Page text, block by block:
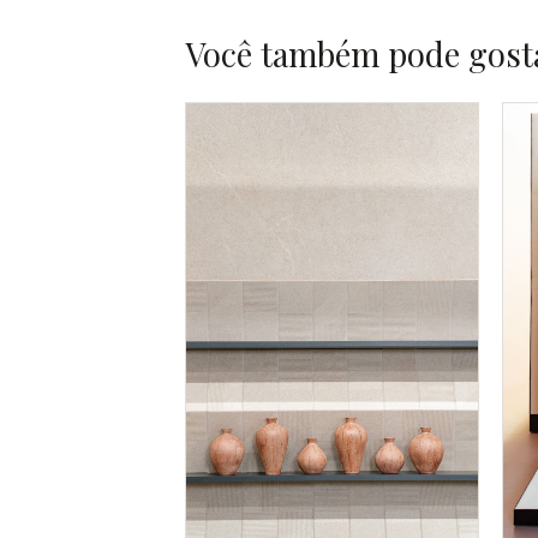
Você também pode